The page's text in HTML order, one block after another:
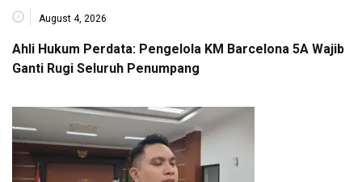
August 4, 2026
Ahli Hukum Perdata: Pengelola KM Barcelona 5A Wajib
Ganti Rugi Seluruh Penumpang